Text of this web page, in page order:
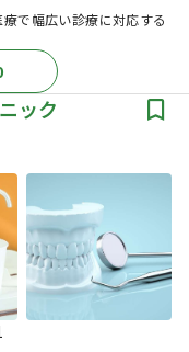
で幅広い診療に対応する
ック